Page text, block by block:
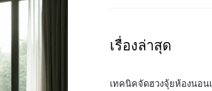
เรื่องล่าสุด
เทคนิคจัดฮวงจุ้ยห้องนอ